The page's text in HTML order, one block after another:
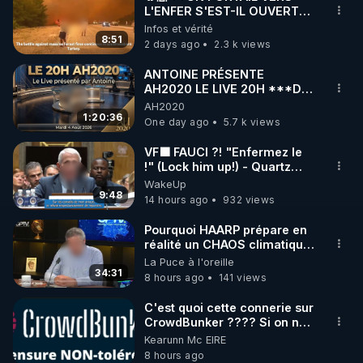
🌱 INSTAGRAM
https://www.instagram.com/rdlr_thierrycasasnovas/
http://rgnr.li/instagram
🌱 LA NEWSLETTER
Pour ne pas rater l’actualité RGNR (stages,
http://rgnr.li/news
🌱 VIDÉOS NON CENSURÉES SUR ODYSEE
Toutes les vidéos Youtube sont aussi sur la
http://rgnr.li/odysee
🌱 LES STAGES EN PRÉSENTIEL
http://rgnr.li/stages
8:51
L'ENFER S'EST-IL OUVERT
EN TURQUIE ?!🌍🔥
Infos et vérité
2 days ago
2.3 k views
1:20:36
ANTOINE PRÉSENTE
AH2020 LE LIVE 20H ***DU
04/08/2026*** 📷LE
GRAND RÉVEIL EST EN
MARCHE 📷
AH2020
One day ago
5.7 k views
9:48
VF🟩 FAUCI ?! "Enfermez le
!" (Lock him up!) - Quartz
Traduction
WakeUp
14 hours ago
932 views
34:31
Pourquoi HAARP prépare en
réalité un CHAOS climatique,
on répond
La Puce à l'oreille
8 hours ago
141 views
C'est quoi cette connerie sur
CrowdBunker ???? Si on ne
peut plus publier, c'est un
peu de la censure. Ne payez
Kearunn Mc EIRE
8 hours ago